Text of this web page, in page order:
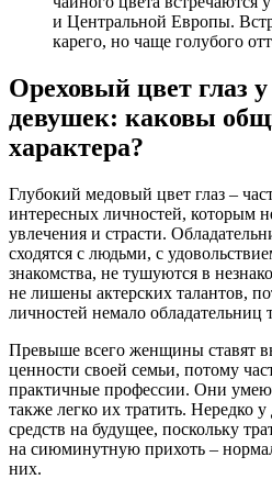
и Центральной Европы.
карего, но чаще голубого
Ореховый цвет глаз
девушек: каковы
характера?
Глубокий медовый цвет глаз –
интересных личностей, которым
увлечения и страсти.
сходятся с людьми, с
знакомства, не тушуются в
не лишены актерских талантов,
личностей немало обладательниц
Превыше всего женщины ставят
ценности своей семьи, потому
практичные профессии. Они
также легко их тратить. Нередко
средств на будущее, поскольку
на сиюминутную прихоть –
них.